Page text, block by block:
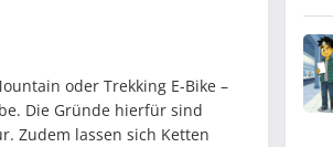
oder Trekking E-Bike –
Die Gründe hierfür sind
Zudem lassen sich Ketten